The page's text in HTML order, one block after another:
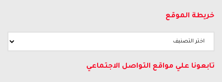
خريطة الموقع
تابعونا علي مواقع التواصل الاجتماعي